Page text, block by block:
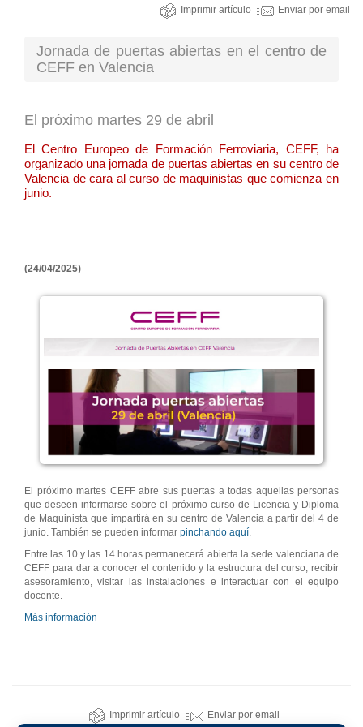
Imprimir artículo Enviar por email
Jornada de puertas abiertas en el centro de
CEFF en Valencia
El próximo martes 29 de abril
El Centro Europeo de Formación Ferroviaria, CEFF, ha
organizado una jornada de puertas abiertas en su centro de
Valencia de cara al curso de maquinistas que comienza en
junio.
(24/04/2025)
El próximo martes CEFF abre sus puertas a todas aquellas personas
que deseen informarse sobre el próximo curso de Licencia y Diploma
de Maquinista que impartirá en su centro de Valencia a partir del 4 de
junio. También se pueden informar pinchando aquí
Entre las 10 y las 14 horas permanecerá abierta la sede valenciana de
CEFF para dar a conocer el contenido y la estructura del curso, recibir
asesoramiento, visitar las instalaciones e interactuar con el equipo
docente.
Más información
Imprimir artículo Enviar por email